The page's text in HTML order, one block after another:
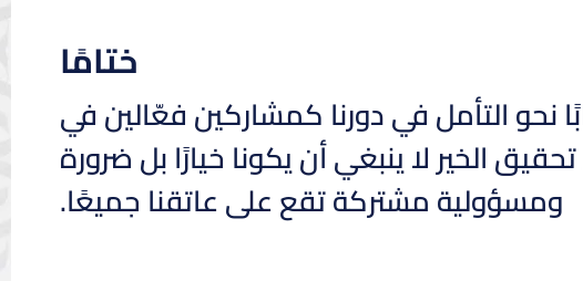
ختامًا
نحو التأمل في دورنا كمشاركين فعّالين في
الخير لا ينبغي أن يكونا خيارًا بل ضرورة
ومسؤولية مشتركة تقع على عاتقنا جميعًا.